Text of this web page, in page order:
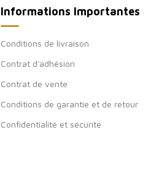
Informations Importantes
Conditions de livraison
Contrat d'adhésion
Contrat de vente
Conditions de garantie et de retour
Confidentialité et sécurité